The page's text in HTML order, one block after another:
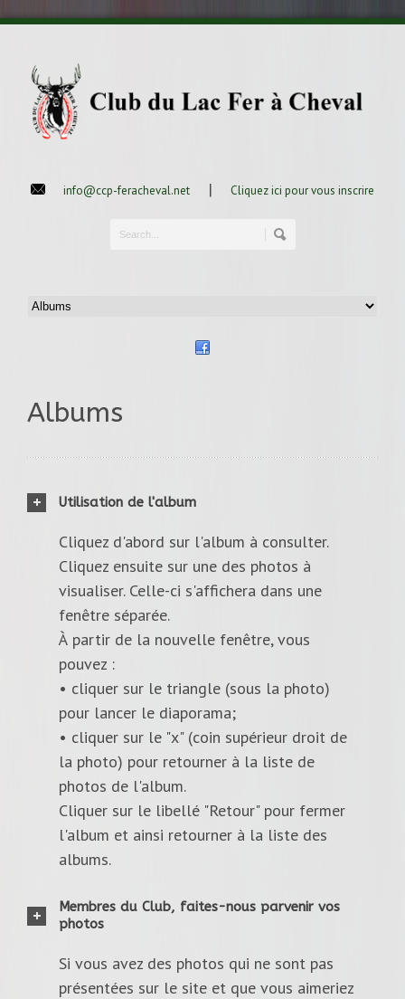
info@ccp-feracheval.net | Cliquez ici pour vous inscrire
Albums
Utilisation de l'album
Cliquez d'abord sur l'album à consulter.
Cliquez ensuite sur une des photos à
visualiser. Celle-ci s'affichera dans une
fenêtre séparée.
À partir de la nouvelle fenêtre, vous
pouvez :
• cliquer sur le triangle (sous la photo)
pour lancer le diaporama;
• cliquer sur le "x" (coin supérieur droit de
la photo) pour retourner à la liste de
photos de l'album.
Cliquer sur le libellé "Retour" pour fermer
l'album et ainsi retourner à la liste des
albums.
Membres du Club, faites-nous parvenir vos
photos
Si vous avez des photos qui ne sont pas
présentées sur le site et que vous aimeriez